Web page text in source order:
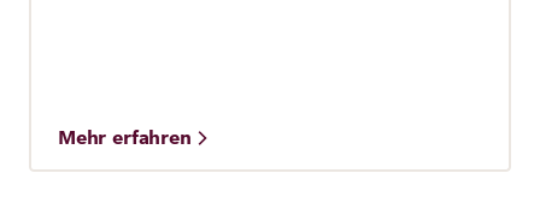
Mehr erfahren